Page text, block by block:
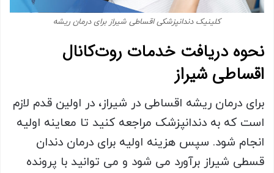
کلینیک دندانپزشکی اقساطی شیراز برای درمان ریشه
نحوه دریافت خدمات روت‌کانال
اقساطی شیراز
برای درمان ریشه اقساطی در شیراز، در اولین قدم لازم
است که به دندانپزشک مراجعه کنید تا معاینه اولیه
انجام شود. سپس هزینه اولیه برای درمان دندان
قسطی شیراز برآورد می شود و می توانید با پرونده